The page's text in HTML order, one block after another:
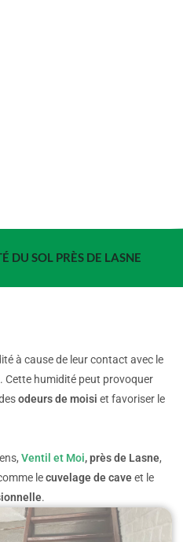
DU SOL PRÈS DE LASNE
à cause de leur contact avec le
Cette humidité peut provoquer
odeurs de moisi et favoriser le
Ventil et Moi, près de Lasne,
lecuvelage de cave et le
.